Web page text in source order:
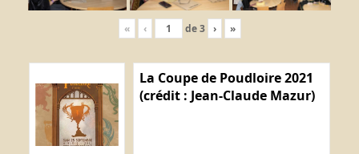
« ‹ de3 › »
La Coupe de Poudloire 2021
(crédit : Jean-Claude Mazur)